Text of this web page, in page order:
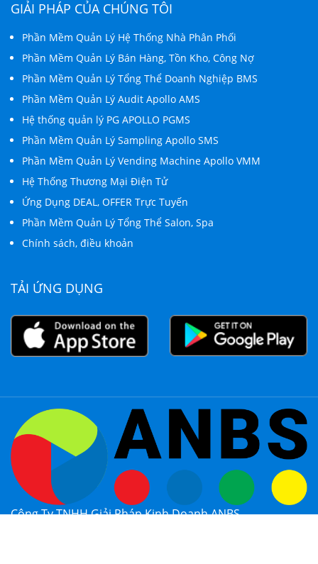
GIẢI PHÁP CỦA CHÚNG TÔI
Phần Mềm Quản Lý Hệ Thống Nhà Phân Phối
Phần Mềm Quản Lý Bán Hàng, Tồn Kho, Công Nợ
Phần Mềm Quản Lý Tổng Thể Doanh Nghiệp BMS
Phần Mềm Quản Lý Audit Apollo AMS
Hệ thống quản lý PG APOLLO PGMS
Phần Mềm Quản Lý Sampling Apollo SMS
Phần Mềm Quản Lý Vending Machine Apollo VMM
Hệ Thống Thương Mại Điện Tử
Ứng Dụng DEAL, OFFER Trực Tuyến
Phần Mềm Quản Lý Tổng Thể Salon, Spa
Chính sách, điều khoản
TẢI ỨNG DỤNG
Công Ty TNHH Giải Pháp Kinh Doanh ANBS